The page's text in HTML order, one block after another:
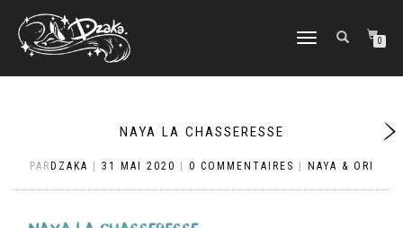
DÉPLIER/REPLIER
0
NAYA LA CHASSERESSE
PAR DZAKA 31 MAI 2020 0 COMMENTAIRES NAYA & ORI